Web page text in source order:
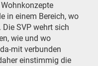
in einem Bereich, wo
SVP wehrt sich
wie und wo
mit verbunden
einstimmig die